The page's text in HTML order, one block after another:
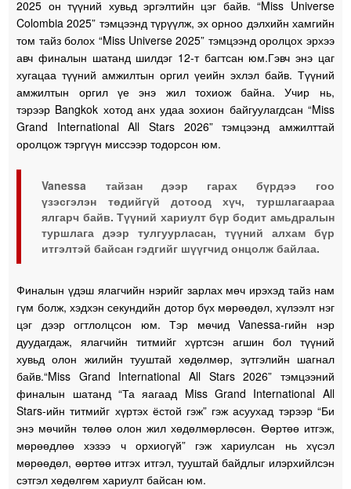
2025 он түүний хувьд эргэлтийн цэг байв. “Miss Universe
Colombia 2025” тэмцээнд түрүүлж, эх орноо дэлхийн хамгийн
том тайз болох “Miss Universe 2025” тэмцээнд оролцох эрхээ
авч финалын шатанд шилдэг 12-т багтсан юм.Гэвч энэ цаг
хугацаа түүний амжилтын оргил үеийн эхлэл байв. Түүний
амжилтын оргил үе энэ жил тохиож байна. Учир нь,
тэрээр Bangkok хотод анх удаа зохион байгуулагдсан “Miss
Grand International All Stars 2026” тэмцээнд амжилттай
оролцож тэргүүн миссээр тодорсон юм.
Vanessa тайзан дээр гарах бүрдээ гоо
үзэсгэлэн төдийгүй дотоод хүч, туршлагаараа
ялгарч байв. Түүний хариулт бүр бодит амьдралын
туршлага дээр тулгуурласан, түүний алхам бүр
итгэлтэй байсан гэдгийг шүүгчид онцолж байлаа.
Финалын үдэш ялагчийн нэрийг зарлах мөч ирэхэд тайз нам
гүм болж, хэдхэн секундийн дотор бүх мөрөөдөл, хүлээлт нэг
цэг дээр огтлолцсон юм. Тэр мөчид Vanessa-гийн нэр
дуудагдаж, ялагчийн титмийг хүртсэн агшин бол түүний
хувьд олон жилийн тууштай хөдөлмөр, зүтгэлийн шагнал
байв.“Miss Grand International All Stars 2026” тэмцээний
финалын шатанд “Та яагаад Miss Grand International All
Stars-ийн титмийг хүртэх ёстой гэж” гэж асуухад тэрээр “Би
энэ мөчийн төлөө олон жил хөдөлмөрлөсөн. Өөртөө итгэж,
мөрөөдлөө хэзээ ч орхиогүй” гэж хариулсан нь хүсэл
мөрөөдөл, өөртөө итгэх итгэл, тууштай байдлыг илэрхийлсэн
сэтгэл хөдөлгөм хариулт байсан юм.